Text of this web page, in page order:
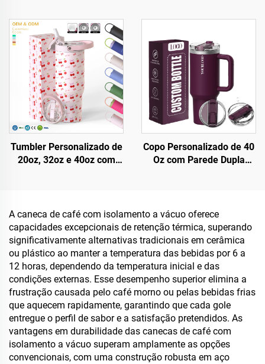
Tumbler Personalizado de
20oz, 32oz e 40oz com
para Viagem com Alça,
para Bebidas Quentes e
Frias
Copo Personalizado de 40
Oz com Parede Dupla
para Café, Conjunto
Presente para Escritório
A caneca de café com isolamento a vácuo oferece
capacidades excepcionais de retenção térmica, superando
significativamente alternativas tradicionais em cerâmica
ou plástico ao manter a temperatura das bebidas por 6 a
12 horas, dependendo da temperatura inicial e das
condições externas. Esse desempenho superior elimina a
frustração causada pelo café morno ou pelas bebidas frias
que aquecem rapidamente, garantindo que cada gole
entregue o perfil de sabor e a satisfação pretendidos. As
vantagens em durabilidade das canecas de café com
isolamento a vácuo superam amplamente as opções
convencionais, com uma construção robusta em aço